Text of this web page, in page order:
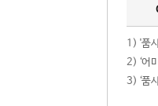
1) '품
2) ‘어
3) ‘품